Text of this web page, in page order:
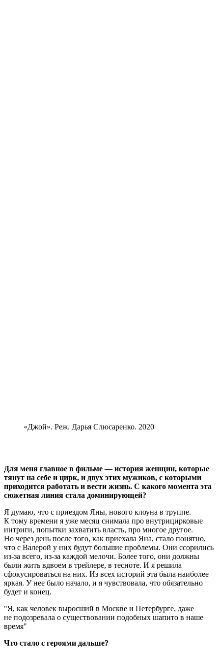
«Джой». Реж. Дарья Слюсаренко. 2020
Для меня главное в фильме — история женщин, которые
тянут на себе и цирк, и двух этих мужиков, с которыми
приходится работать и вести жизнь. С какого момента эта
сюжетная линия стала доминирующей?
Я думаю, что с приездом Яны, нового клоуна в труппе.
К тому времени я уже месяц снимала про внутрицирковые
интриги, попытки захватить власть, про многое другое.
Но через день после того, как приехала Яна, стало понятно,
что с Валерой у них будут большие проблемы. Они ссорились
из-за всего, из-за каждой мелочи. Более того, они должны
были жить вдвоем в трейлере, в тесноте. И я решила
сфокусироваться на них. Из всех историй эта была наиболее
яркая. У нее было начало, и я чувствовала, что обязательно
будет и конец.
Я, как человек выросший в Москве и Петербурге, даже
не подозревала о существовании подобных шапито в наше
время
Что стало с героями дальше?